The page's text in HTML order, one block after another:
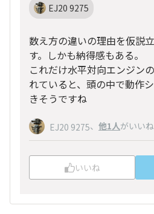
EJ20 9275
数え方の違いの理由を仮説
す。しかも納得感もある。
これだけ水平対向エンジン
れていると、頭の中で動作
きそうですね
EJ20 9275、 他1人がいいね
いいね